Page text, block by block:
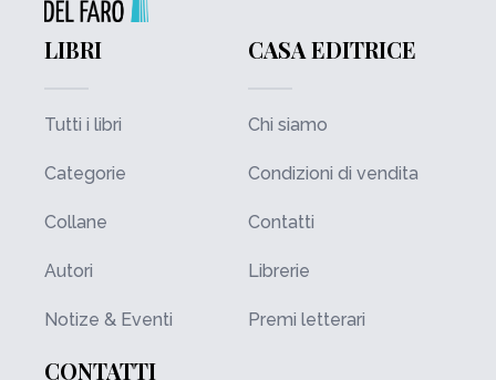
LIBRI
Tutti i libri
Categorie
Collane
Autori
Notize & Eventi
CASA EDITRICE
Chi siamo
Condizioni di vendita
Contatti
Librerie
Premi letterari
CONTATTI